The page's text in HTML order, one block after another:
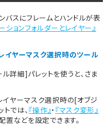
バスにフレームとハンドルが表
ションフォルダーとレイヤー』
イヤーマスク選択時のツール
詳細]パレットを使うと、さま
イヤーマスク選択時の[オブジ
では、 『操作』・ 『マスク変形』
置などを設定できます。